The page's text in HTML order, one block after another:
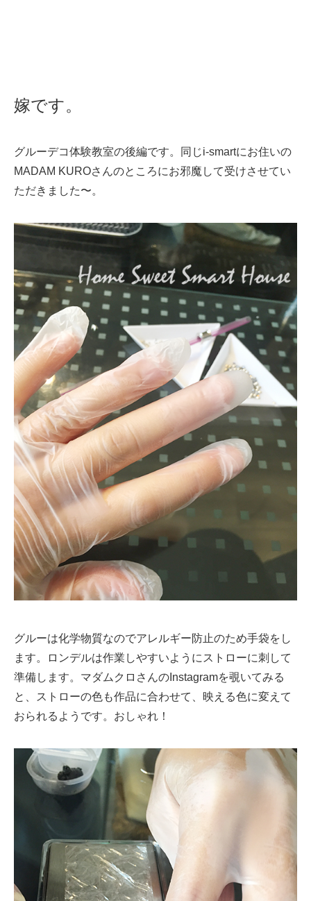
嫁です。
グルーデコ体験教室の後編です。同じi-smartにお住いの
MADAM KUROさんのところにお邪魔して受けさせてい
ただきました〜。
グルーは化学物質なのでアレルギー防止のため手袋をし
ます。ロンデルは作業しやすいようにストローに刺して
準備します。マダムクロさんのInstagramを覗いてみる
と、ストローの色も作品に合わせて、映える色に変えて
おられるようです。おしゃれ！